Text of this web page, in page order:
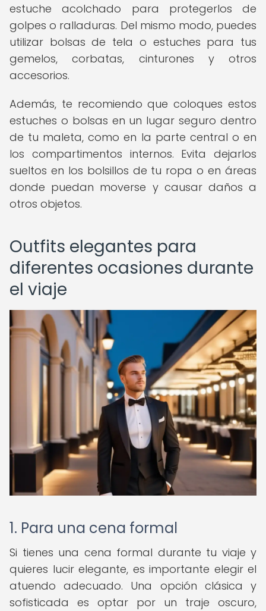
estuche acolchado para protegerlos de
golpes o ralladuras. Del mismo modo, puedes
utilizar bolsas de tela o estuches para tus
gemelos, corbatas, cinturones y otros
accesorios.
Además, te recomiendo que coloques estos
estuches o bolsas en un lugar seguro dentro
de tu maleta, como en la parte central o en
los compartimentos internos. Evita dejarlos
sueltos en los bolsillos de tu ropa o en áreas
donde puedan moverse y causar daños a
otros objetos.
Outfits elegantes para
diferentes ocasiones durante
el viaje
1. Para una cena formal
Si tienes una cena formal durante tu viaje y
quieres lucir elegante, es importante elegir el
atuendo adecuado. Una opción clásica y
sofisticada es optar por un traje oscuro,